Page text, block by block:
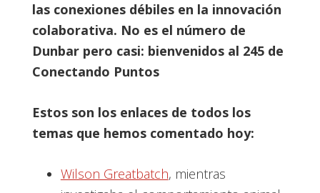
las conexiones débiles en la innovación
colaborativa. No es el número de
Dunbar pero casi: bienvenidos al 245 de
Conectando Puntos
Estos son los enlaces de todos los
temas que hemos comentado hoy:
Wilson Greatbatch, mientras